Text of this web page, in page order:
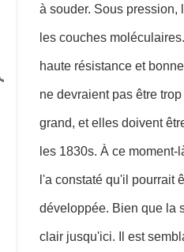
à souder. Sous pression,
les couches
haute résistance et
ne devraient pas être
grand, et elles doivent
les 1830s. À ce
l'a constaté qu'il pourrait
développée. Bien que la
clair jusqu'ici. Il est